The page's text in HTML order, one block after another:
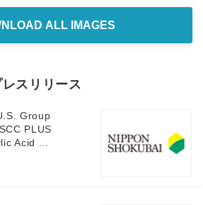
ALL IMAGES
スリリース
Group
PLUS
Acid ...